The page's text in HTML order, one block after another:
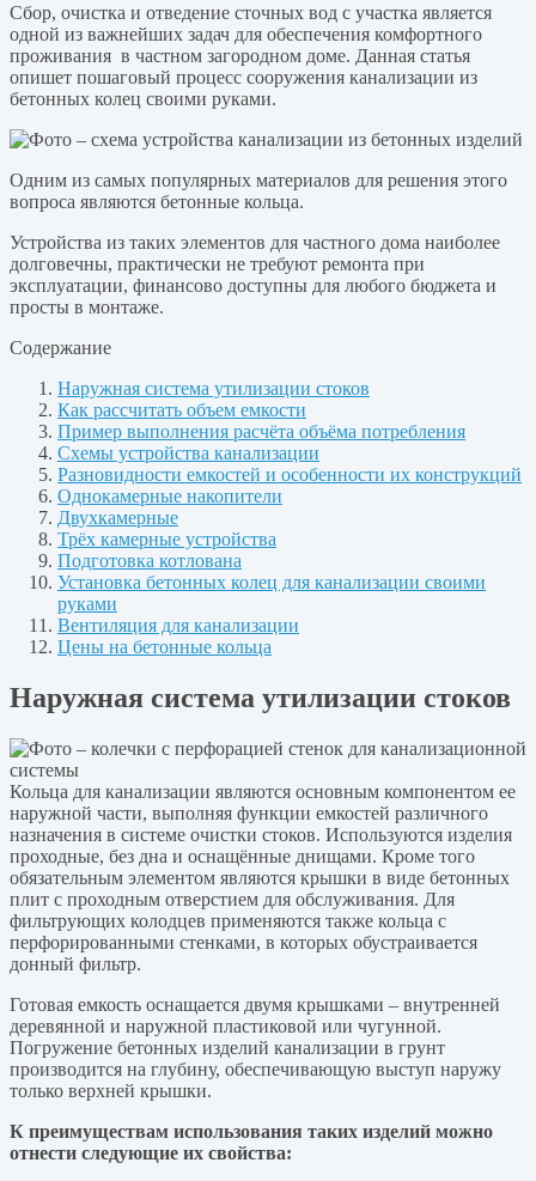
Сбор, очистка и отведение сточных вод с участка является
одной из важнейших задач для обеспечения комфортного
проживания в частном загородном доме. Данная статья
опишет пошаговый процесс сооружения канализации из
бетонных колец своими руками.
Одним из самых популярных материалов для решения этого
вопроса являются бетонные кольца.
Устройства из таких элементов для частного дома наиболее
долговечны, практически не требуют ремонта при
эксплуатации, финансово доступны для любого бюджета и
просты в монтаже.
Содержание
Наружная система утилизации стоков
Как рассчитать объем емкости
Пример выполнения расчёта объёма потребления
Схемы устройства канализации
Разновидности емкостей и особенности их конструкций
Однокамерные накопители
Двухкамерные
Трёх камерные устройства
Подготовка котлована
Установка бетонных колец для канализации своими
руками
Вентиляция для канализации
Цены на бетонные кольца
Наружная система утилизации стоков
Кольца для канализации являются основным компонентом ее
наружной части, выполняя функции емкостей различного
назначения в системе очистки стоков. Используются изделия
проходные, без дна и оснащённые днищами. Кроме того
обязательным элементом являются крышки в виде бетонных
плит с проходным отверстием для обслуживания. Для
фильтрующих колодцев применяются также кольца с
перфорированными стенками, в которых обустраивается
донный фильтр.
Готовая емкость оснащается двумя крышками – внутренней
деревянной и наружной пластиковой или чугунной.
Погружение бетонных изделий канализации в грунт
производится на глубину, обеспечивающую выступ наружу
только верхней крышки.
К преимуществам использования таких изделий можно
отнести следующие их свойства: